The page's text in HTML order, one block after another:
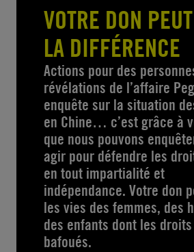
VOTRE DON
LA DIFFÉRENCE
Actions pour des
révélations de l’affaire
enquête sur la situation
en Chine… c’est grâce à
que nous pouvons
agir pour défendre les
en tout impartialité et
indépendance. Votre don
les vies des femmes, des
des enfants dont les
bafoués.